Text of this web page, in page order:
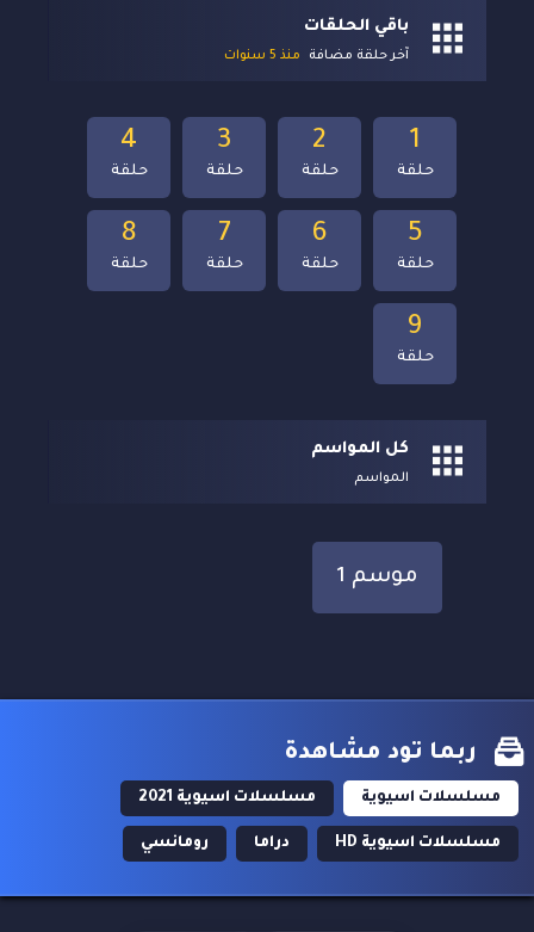
باقي الحلقات
آخر حلقة مضافة منذ 5 سنوات
9
حلقة
8
حلقة
7
حلقة
6
حلقة
5
حلقة
4
حلقة
3
حلقة
2
حلقة
1
حلقة
كل المواسم
المواسم
موسم 1
ربما تود مشاهدة
مسلسلات اسيوية مسلسلات اسيوية 2021
مسلسلات اسيوية HD دراما رومانسي